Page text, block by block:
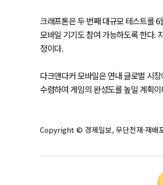
크래프톤은 두 번째 대규모 테스트를
모바일 기기도 참여 가능하도록 한다.
정이다.
다크앤다커 모바일은 연내 글로벌 시
수렴하여 게임의 완성도를 높일 계획
Copyright © 경제일보, 무단전재·재배